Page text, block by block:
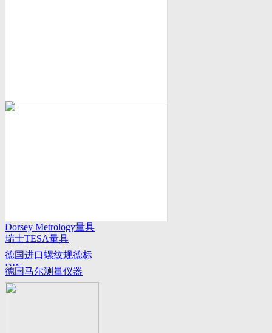
Dorsey Metrology量具
系列
瑞士TESA量具
德国进口螺纹规德标
DIN
德国马尔测量仪器